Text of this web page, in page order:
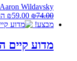
Aaron Wildavsky
₪74.00
המחיר
המקורי
₪74.00.
₪59.00
מבצע!
מדוע קיים